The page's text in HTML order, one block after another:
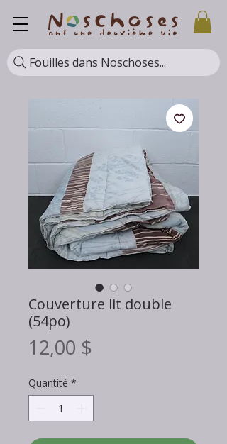
Fouilles dans Noschoses...
Couverture lit double
(54po)
12,00 $
Quantité *